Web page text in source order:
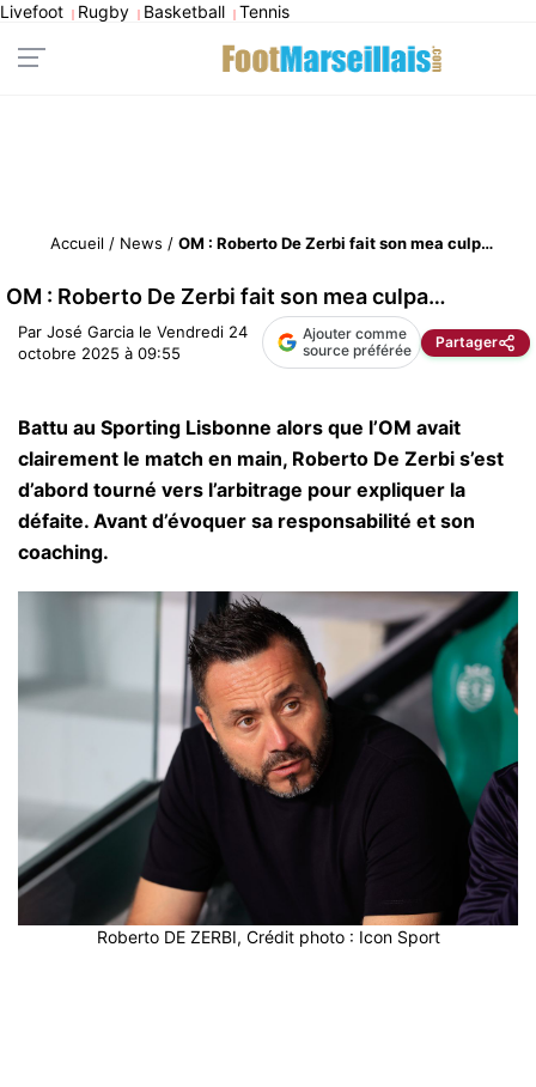
Livefoot | Rugby | Basketball | Tennis
Accueil / News / OM : Roberto De Zerbi fait son mea culpa…
OM : Roberto De Zerbi fait son mea culpa…
Par José Garcia le Vendredi 24
octobre 2025 à 09:55
Ajouter comme
source préférée
Partager
Battu au Sporting Lisbonne alors que l’OM avait
clairement le match en main, Roberto De Zerbi s’est
d’abord tourné vers l’arbitrage pour expliquer la
défaite. Avant d’évoquer sa responsabilité et son
coaching.
Roberto DE ZERBI, Crédit photo : Icon Sport